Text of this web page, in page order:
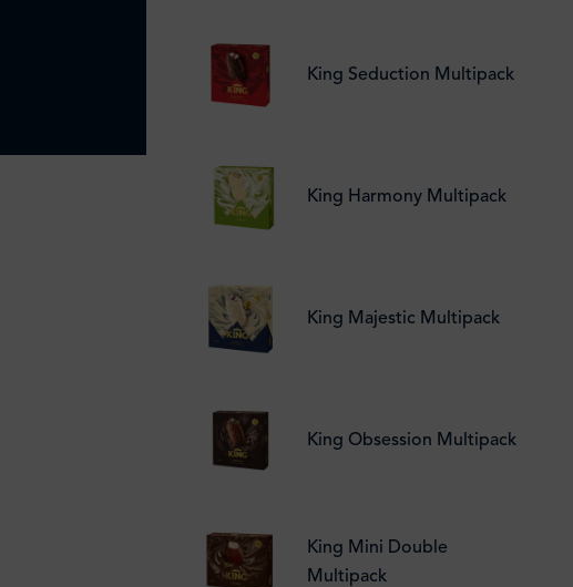
King Seduction Multipack
King Harmony Multipack
King Majestic Multipack
King Obsession Multipack
King Mini Double
Multipack